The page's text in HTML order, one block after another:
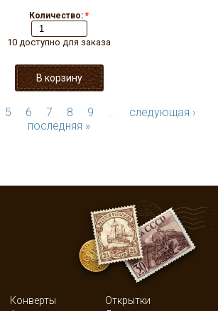
Количество: *
10 доступно для заказа
5 6 7 8 9 …
следующая ›
последняя »
Конверты
Открытки